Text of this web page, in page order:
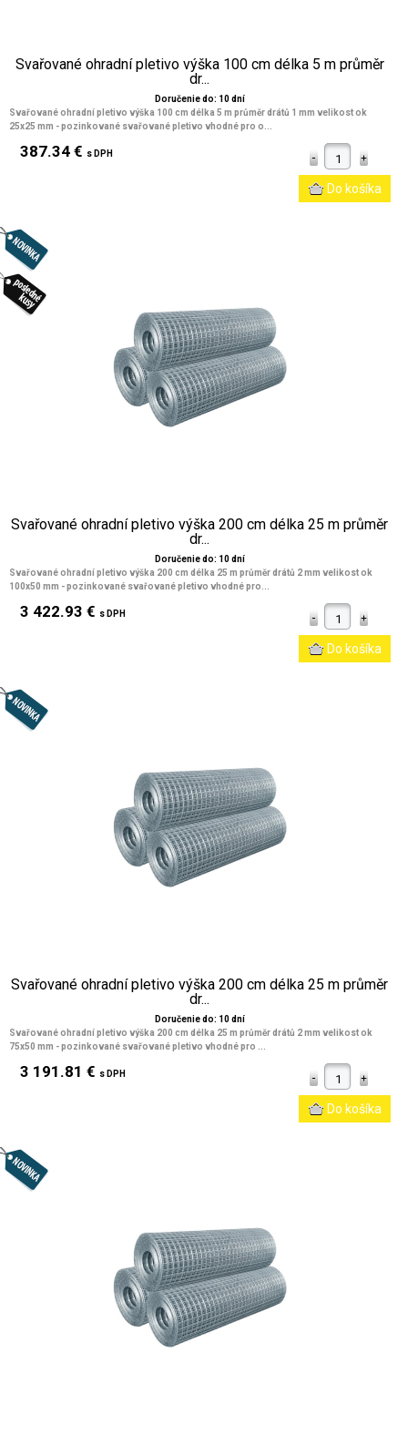
Svařované ohradní pletivo výška 100 cm délka 5 m průměr
dr...
Doručenie do: 10 dní
Svařované ohradní pletivo výška 100 cm délka 5 m průměr drátů 1 mm velikost ok
25x25 mm - pozinkované svařované pletivo vhodné pro o...
387.34 € s DPH
Svařované ohradní pletivo výška 200 cm délka 25 m průměr
dr...
Doručenie do: 10 dní
Svařované ohradní pletivo výška 200 cm délka 25 m průměr drátů 2 mm velikost ok
100x50 mm - pozinkované svařované pletivo vhodné pro...
3 422.93 € s DPH
Svařované ohradní pletivo výška 200 cm délka 25 m průměr
dr...
Doručenie do: 10 dní
Svařované ohradní pletivo výška 200 cm délka 25 m průměr drátů 2 mm velikost ok
75x50 mm - pozinkované svařované pletivo vhodné pro ...
3 191.81 € s DPH